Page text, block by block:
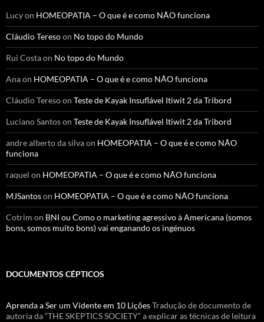
Lucyon HOMEOPATIA – O que é e como NÃO funciona
Cláudio Teresoon No topo do Mundo
Rui Costaon No topo do Mundo
Anaon HOMEOPATIA – O que é e como NÃO funciona
Cláudio Teresoon Teste de Kayak Insuflável Itiwit 2 da Tribord
Luciano Santoson Teste de Kayak Insuflável Itiwit 2 da Tribord
andre alberto da silvaon HOMEOPATIA – O que é e como NÃO
funciona
raquel on HOMEOPATIA – O que é e como NÃO funciona
MJSantoson HOMEOPATIA – O que é e como NÃO funciona
Cotrim on BNI ou Como o marketing agressivo à Americana (somos
bons, somos muito bons) vai enganando os ingénuos
DOCUMENTOS CÉPTICOS
Aprenda a Ser um Vidente em 10 LiçõesTradução de documento de
autoria da “THE SKEPTICS SOCIETY” a explicar as técnicas de leitura